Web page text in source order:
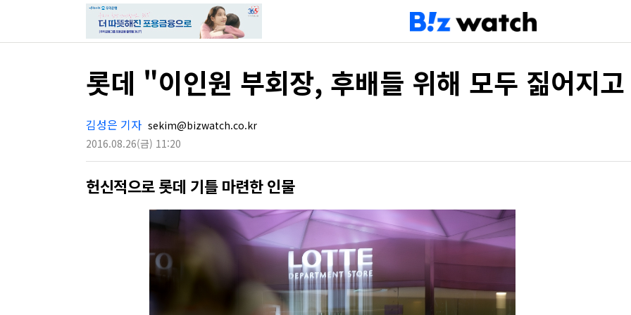
롯데 "이인원 부회장, 후배들 위해 모두 짊어지
김성은 기자 sekim@bizwatch.co.kr
2016.08.26(금) 11:20
헌신적으로 롯데 기틀 마련한 인물